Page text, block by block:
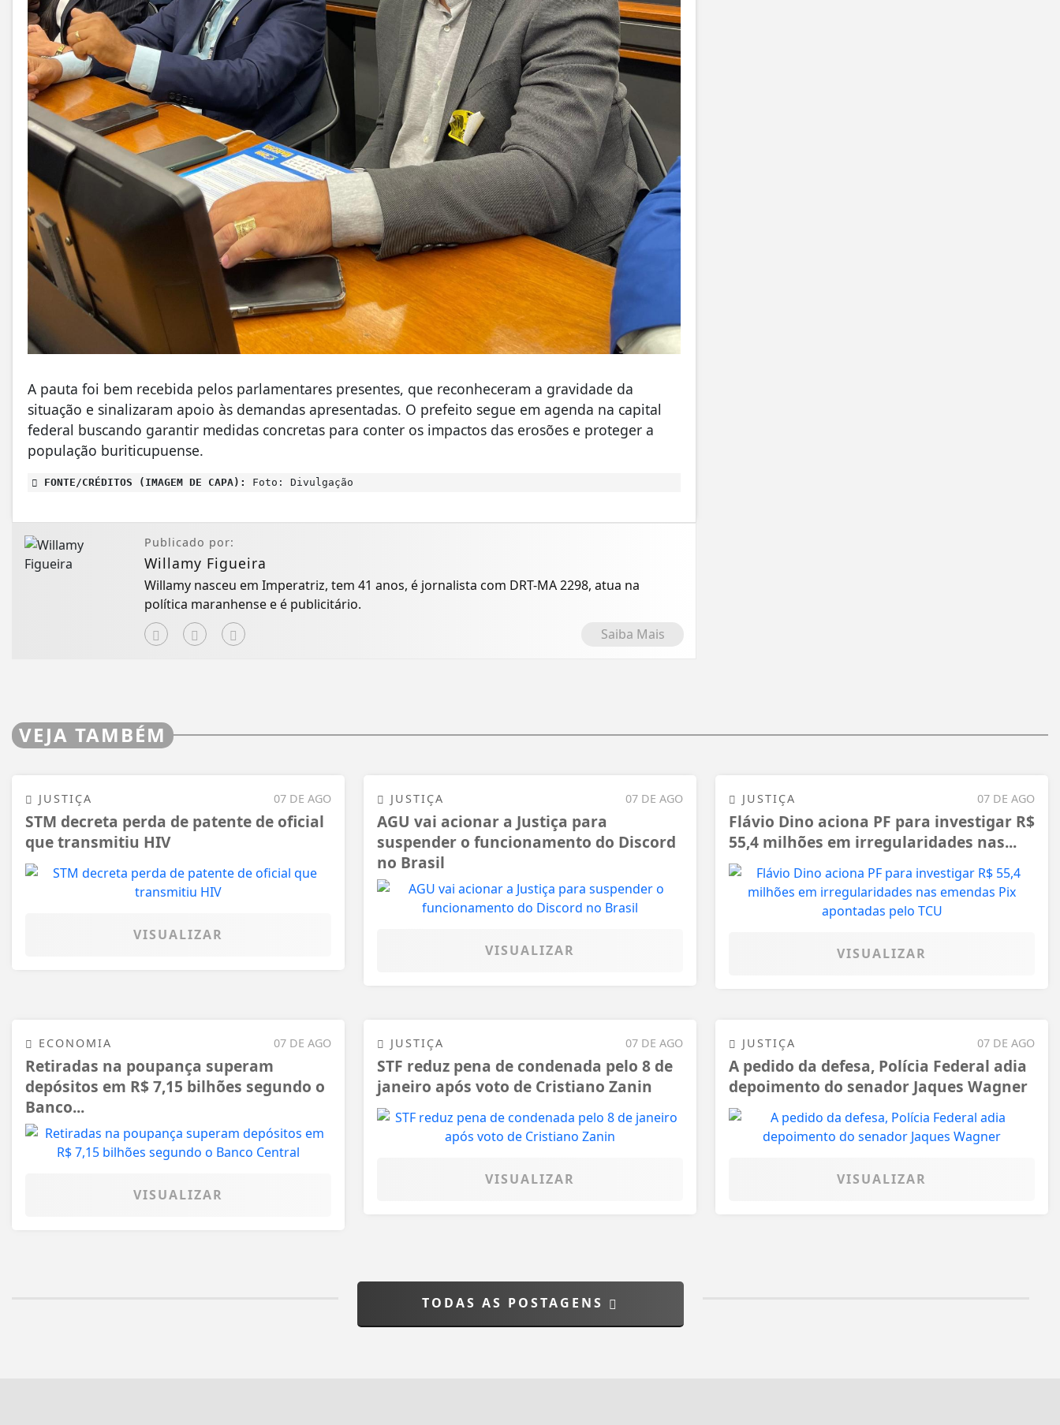
A pauta foi bem recebida pelos parlamentares presentes, que reconheceram a gravidade da
situação e sinalizaram apoio às demandas apresentadas. O prefeito segue em agenda na capital
federal buscando garantir medidas concretas para conter os impactos das erosões e proteger a
população buriticupuense.
FONTE/CRÉDITOS (IMAGEM DE CAPA): Foto: Divulgação
Publicado por:
Willamy Figueira
Willamy nasceu em Imperatriz, tem 41 anos, é jornalista com DRT-MA 2298, atua na
política maranhense e é publicitário.
Saiba Mais
VEJA TAMBÉM
07 DE AGO
JUSTIÇA
STM decreta perda de patente de oficial
que transmitiu HIV
VISUALIZAR
07 DE AGO
JUSTIÇA
AGU vai acionar a Justiça para
suspender o funcionamento do Discord
no Brasil
VISUALIZAR
07 DE AGO
JUSTIÇA
Flávio Dino aciona PF para investigar R$
55,4 milhões em irregularidades nas...
VISUALIZAR
07 DE AGO
ECONOMIA
Retiradas na poupança superam
depósitos em R$ 7,15 bilhões segundo o
Banco...
VISUALIZAR
07 DE AGO
JUSTIÇA
STF reduz pena de condenada pelo 8 de
janeiro após voto de Cristiano Zanin
VISUALIZAR
07 DE AGO
JUSTIÇA
A pedido da defesa, Polícia Federal adia
depoimento do senador Jaques Wagner
VISUALIZAR
TODAS AS POSTAGENS